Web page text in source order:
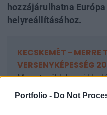
Portfolio - Do Not
hozzájárulhatna
helyreállításához.
KECSKEMÉT -
VERSENYKÉPESSÉG
Merre tovább hazai kkv-
rendezvénysorozata,